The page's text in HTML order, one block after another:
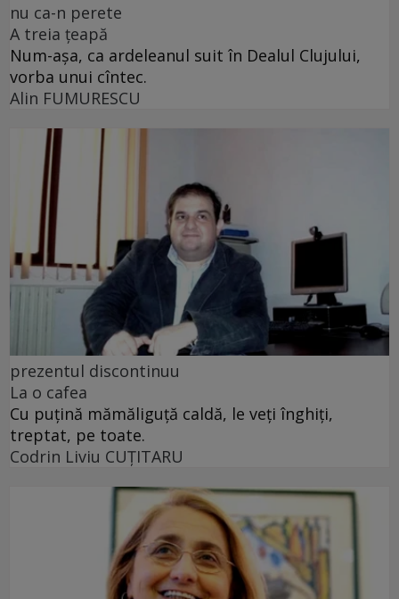
nu ca-n perete
A treia țeapă
Num-așa, ca ardeleanul suit în Dealul Clujului,
vorba unui cîntec.
Alin FUMURESCU
prezentul discontinuu
La o cafea
Cu puţină mămăliguţă caldă, le veţi înghiţi,
treptat, pe toate.
Codrin Liviu CUŢITARU